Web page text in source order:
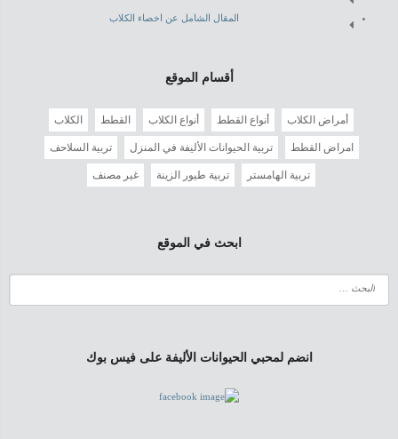
المقال الشامل عن اخصاء الكلاب
أقسام الموقع
أمراض الكلاب أنواع القطط أنواع الكلاب القطط الكلاب
امراض القطط تربية الحيوانات الأليفة في المنزل تربية السلاحف
تربية الهامستر تربية طيور الزينة غير مصنف
ابحث في الموقع
انضم لمحبي الحيوانات الأليفة على فيس بوك